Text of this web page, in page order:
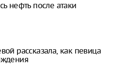
нефть после атаки
рассказала, как певица